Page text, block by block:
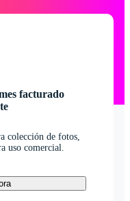
facturado
colección de fotos,
uso comercial.